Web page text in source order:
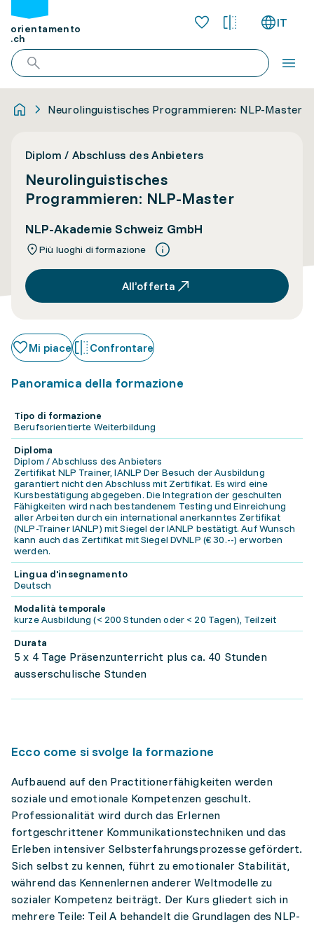
orientamento
.ch
IT
Neurolinguistisches Programmieren: NLP-Master
Diplom / Abschluss des Anbieters
Neurolinguistisches
Programmieren: NLP-Master
NLP-Akademie Schweiz GmbH
Più luoghi di formazione
All’offerta
Mi piace Confrontare
Panoramica della formazione
Tipo di formazione
Berufsorientierte Weiterbildung
Diploma
Diplom / Abschluss des Anbieters
Zertifikat NLP Trainer, IANLP Der Besuch der Ausbildung
garantiert nicht den Abschluss mit Zertifikat. Es wird eine
Kursbestätigung abgegeben. Die Integration der geschulten
Fähigkeiten wird nach bestandenem Testing und Einreichung
aller Arbeiten durch ein international anerkanntes Zertifikat
(NLP-Trainer IANLP) mit Siegel der IANLP bestätigt. Auf Wunsch
kann auch das Zertifikat mit Siegel DVNLP (€ 30.--) erworben
werden.
Lingua d'insegnamento
Deutsch
Modalità temporale
kurze Ausbildung (< 200 Stunden oder < 20 Tagen), Teilzeit
Durata
5 x 4 Tage Präsenzunterricht plus ca. 40 Stunden
ausserschulische Stunden
Ecco come si svolge la formazione
Aufbauend auf den Practitionerfähigkeiten werden
soziale und emotionale Kompetenzen geschult.
Professionalität wird durch das Erlernen
fortgeschrittener Kommunikationstechniken und das
Erleben intensiver Selbsterfahrungsprozesse gefördert.
Sich selbst zu kennen, führt zu emotionaler Stabilität,
während das Kennenlernen anderer Weltmodelle zu
sozialer Kompetenz beiträgt. Der Kurs gliedert sich in
mehrere Teile: Teil A behandelt die Grundlagen des NLP-